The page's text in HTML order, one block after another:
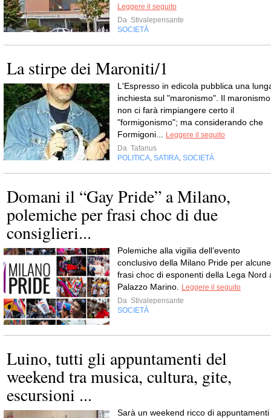
Leggere il seguito
Da Stivalepensante
SOCIETÀ
La stirpe dei Maroniti/1
L'Espresso in edicola pubblica una
inchiesta sul "maronismo". Il maronismo
non ci farà rimpiangere certo il
"formigonismo"; ma considerando che
Formigoni...
Leggere il seguito
Da Tafanus
POLITICA SATIRA SOCIETÀ
Domani il “Gay Pride” a Milano,
polemiche per frasi choc di due
consiglieri...
Polemiche alla vigilia dell’evento
conclusivo della Milano Pride per alcune
frasi choc di esponenti della Lega Nord
Palazzo Marino.
Leggere il seguito
Da Stivalepensante
SOCIETÀ
Luino, tutti gli appuntamenti del
weekend tra musica, cultura, gite,
escursioni ...
Sarà un weekend ricco di appuntamenti